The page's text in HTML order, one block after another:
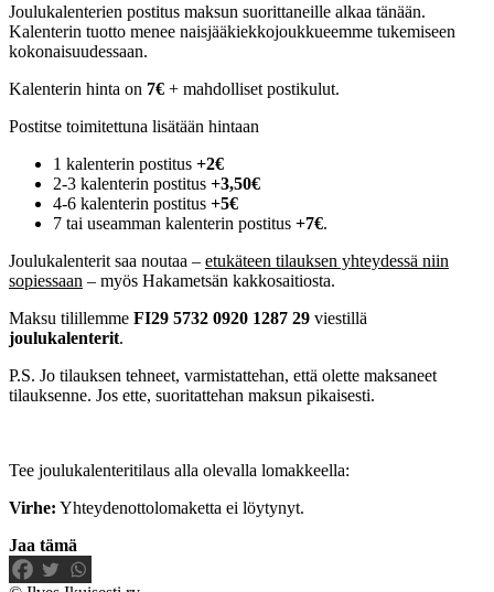
Joulukalenterien postitus maksun suorittaneille alkaa tänään.
Kalenterin tuotto menee naisjääkiekkojoukkueemme tukemiseen
kokonaisuudessaan.
Kalenterin hinta on 7€ + mahdolliset postikulut.
Postitse toimitettuna lisätään hintaan
1 kalenterin postitus +2€
2-3 kalenterin postitus +3,50€
4-6 kalenterin postitus +5€
7 tai useamman kalenterin postitus +7€.
Joulukalenterit saa noutaa – etukäteen tilauksen yhteydessä niin
sopiessaan – myös Hakametsän kakkosaitiosta.
Maksu tilillemme FI29 5732 0920 1287 29 viestillä
joulukalenterit.
P.S. Jo tilauksen tehneet, varmistattehan, että olette maksaneet
tilauksenne. Jos ette, suoritattehan maksun pikaisesti.
Tee joulukalenteritilaus alla olevalla lomakkeella:
Virhe: Yhteydenottolomaketta ei löytynyt.
Jaa tämä